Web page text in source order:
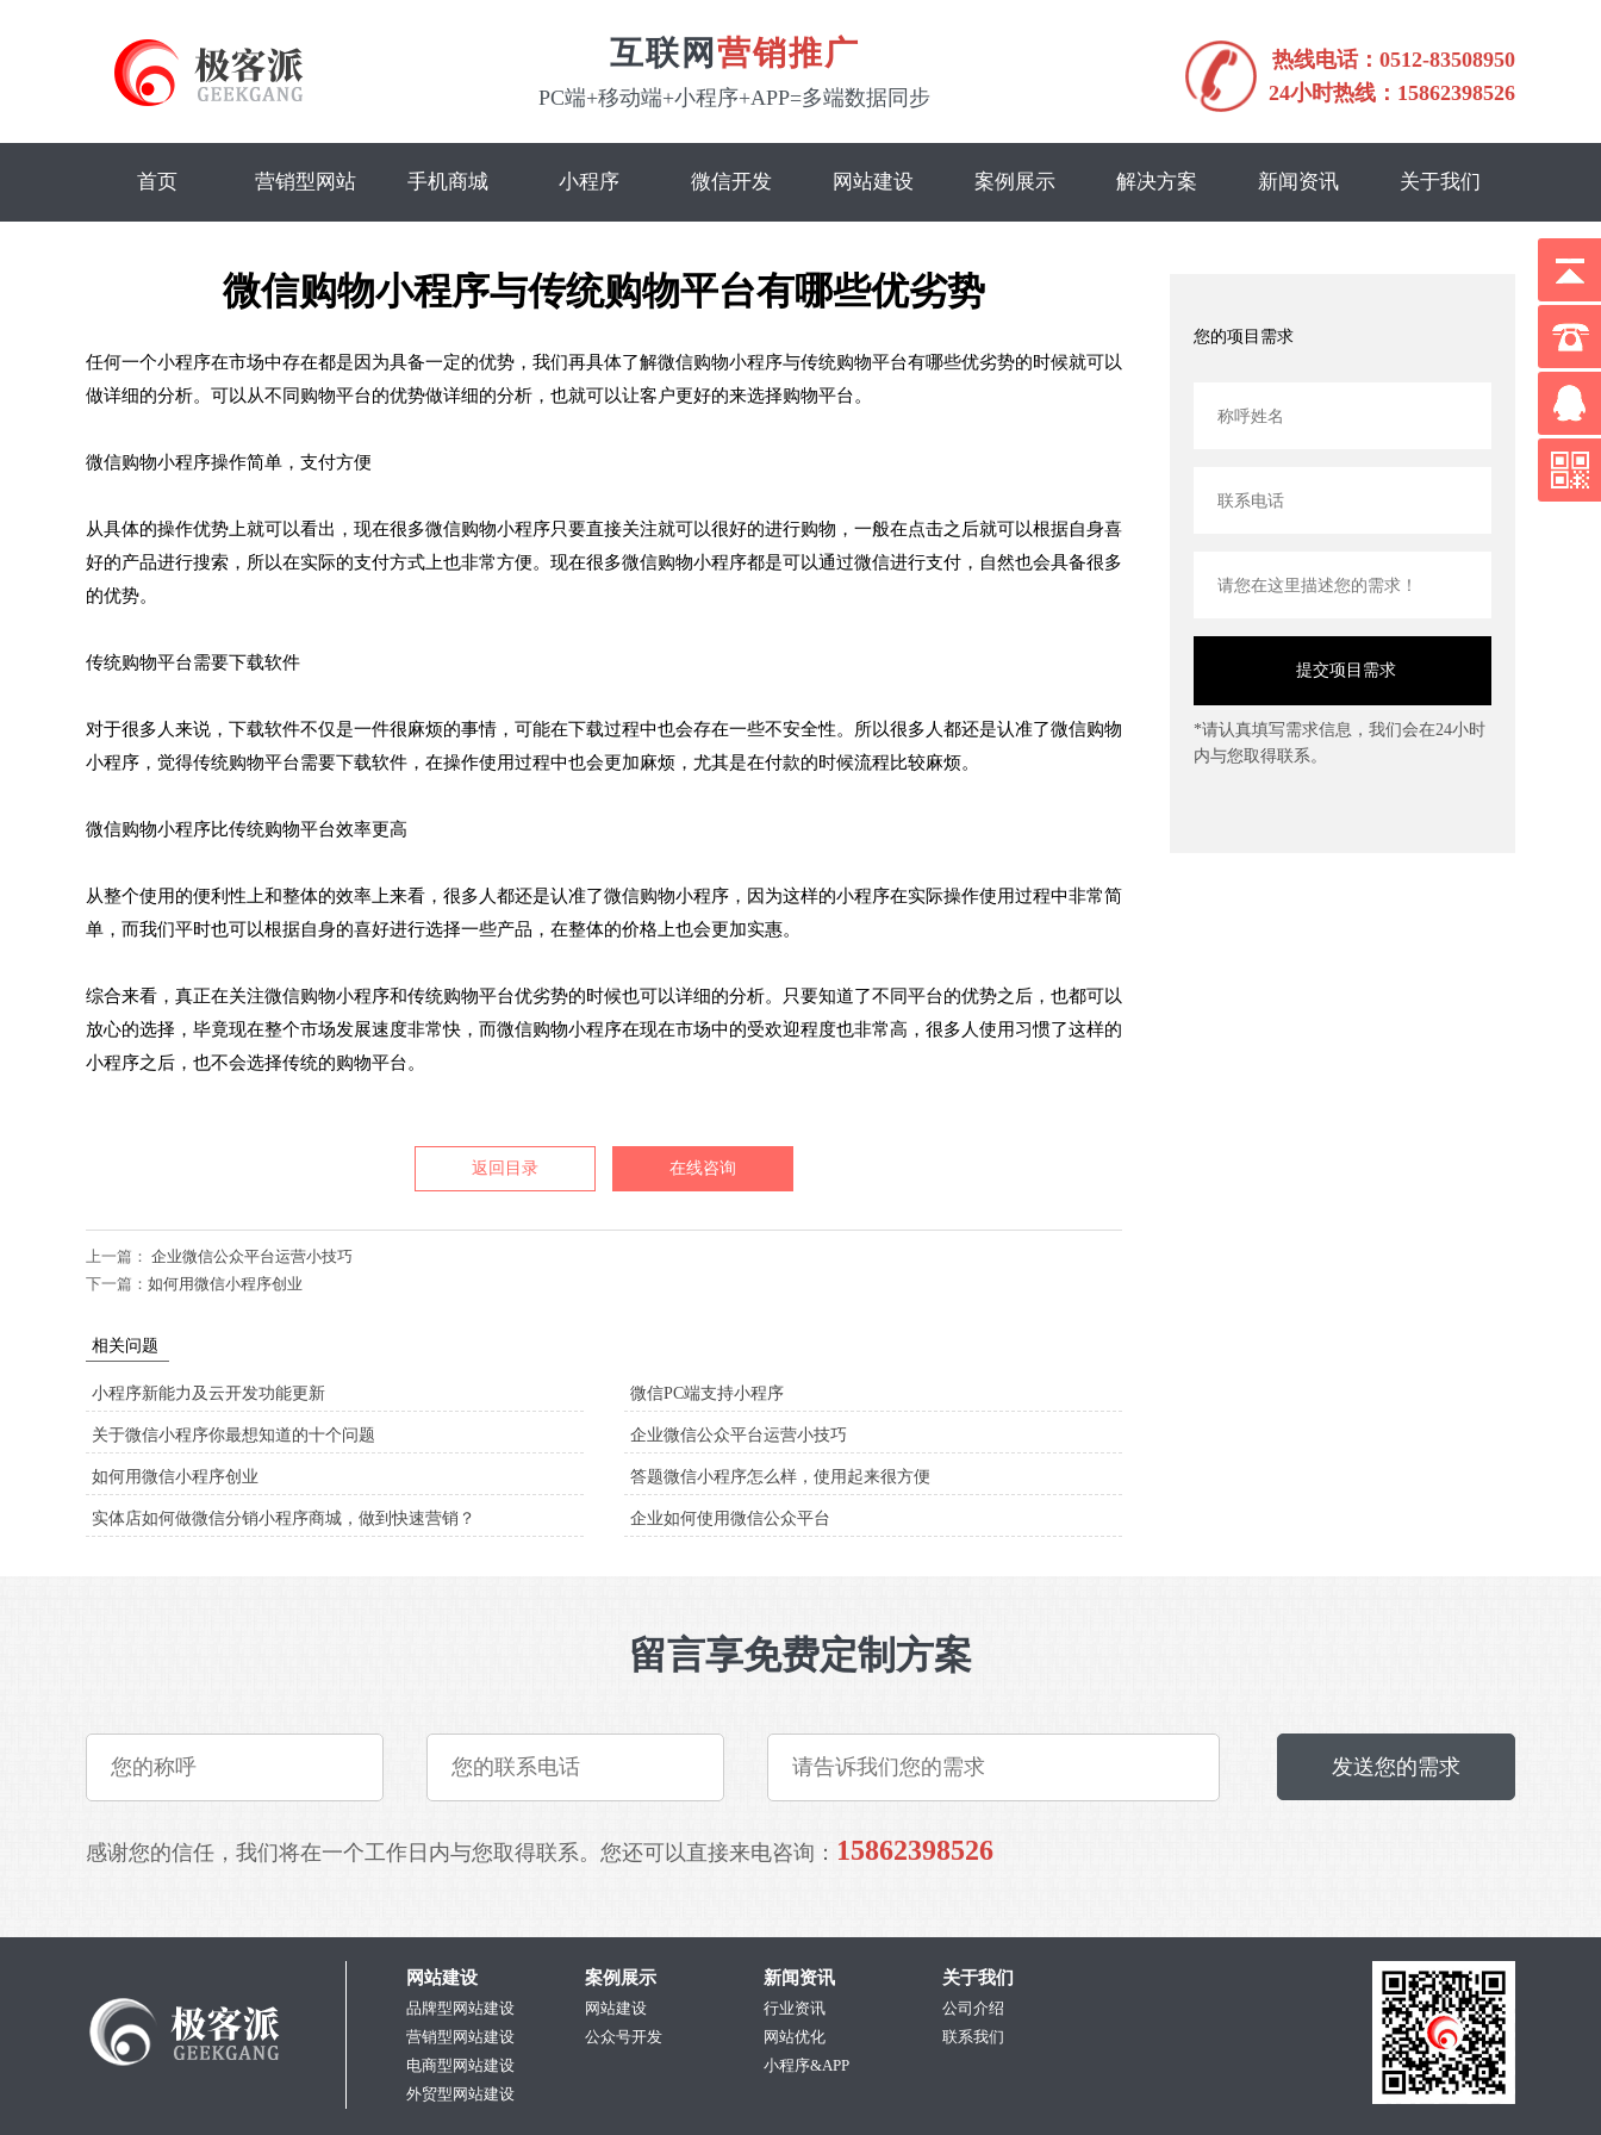
互联网 营销推广
PC端+移动端+小程序+APP=多端数据同步
热线电话：0512-83508950
24小时热线：15862398526
首页 营销型网站 手机商城 小程序 微信开发 网站建设 案例展示 解决方案 新闻资讯 关于我们
微信购物小程序与传统购物平台有哪些优劣势
任何一个小程序在市场中存在都是因为具备一定的优势，我们再具体了解微信购物小程序与传统购物平台有哪些优劣势的时候就可以
做详细的分析。可以从不同购物平台的优势做详细的分析，也就可以让客户更好的来选择购物平台。
微信购物小程序操作简单，支付方便
从具体的操作优势上就可以看出，现在很多微信购物小程序只要直接关注就可以很好的进行购物，一般在点击之后就可以根据自身喜
好的产品进行搜索，所以在实际的支付方式上也非常方便。现在很多微信购物小程序都是可以通过微信进行支付，自然也会具备很多
的优势。
传统购物平台需要下载软件
对于很多人来说，下载软件不仅是一件很麻烦的事情，可能在下载过程中也会存在一些不安全性。所以很多人都还是认准了微信购物
小程序，觉得传统购物平台需要下载软件，在操作使用过程中也会更加麻烦，尤其是在付款的时候流程比较麻烦。
微信购物小程序比传统购物平台效率更高
从整个使用的便利性上和整体的效率上来看，很多人都还是认准了微信购物小程序，因为这样的小程序在实际操作使用过程中非常简
单，而我们平时也可以根据自身的喜好进行选择一些产品，在整体的价格上也会更加实惠。
综合来看，真正在关注微信购物小程序和传统购物平台优劣势的时候也可以详细的分析。只要知道了不同平台的优势之后，也都可以
放心的选择，毕竟现在整个市场发展速度非常快，而微信购物小程序在现在市场中的受欢迎程度也非常高，很多人使用习惯了这样的
小程序之后，也不会选择传统的购物平台。
返回目录 在线咨询
上一篇： 企业微信公众平台运营小技巧
下一篇： 如何用微信小程序创业
相关问题
小程序新能力及云开发功能更新 微信PC端支持小程序
关于微信小程序你最想知道的十个问题 企业微信公众平台运营小技巧
如何用微信小程序创业 答题微信小程序怎么样，使用起来很方便
实体店如何做微信分销小程序商城，做到快速营销？ 企业如何使用微信公众平台
您的项目需求
*请认真填写需求信息，我们会在24小时
内与您取得联系。
留言享免费定制方案
发送您的需求
感谢您的信任，我们将在一个工作日内与您取得联系。您还可以直接来电咨询： 15862398526
网站建设
品牌型网站建设
营销型网站建设
电商型网站建设
外贸型网站建设
案例展示
网站建设
公众号开发
新闻资讯
行业资讯
网站优化
小程序&APP
关于我们
公司介绍
联系我们